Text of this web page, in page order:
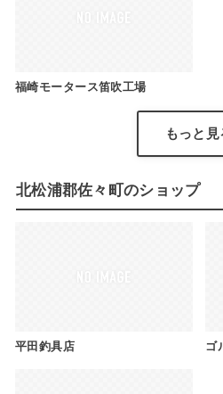
福崎モータース笛吹工場
もっと見
北松浦郡佐々町のショップ
平田釣具店 ゴ